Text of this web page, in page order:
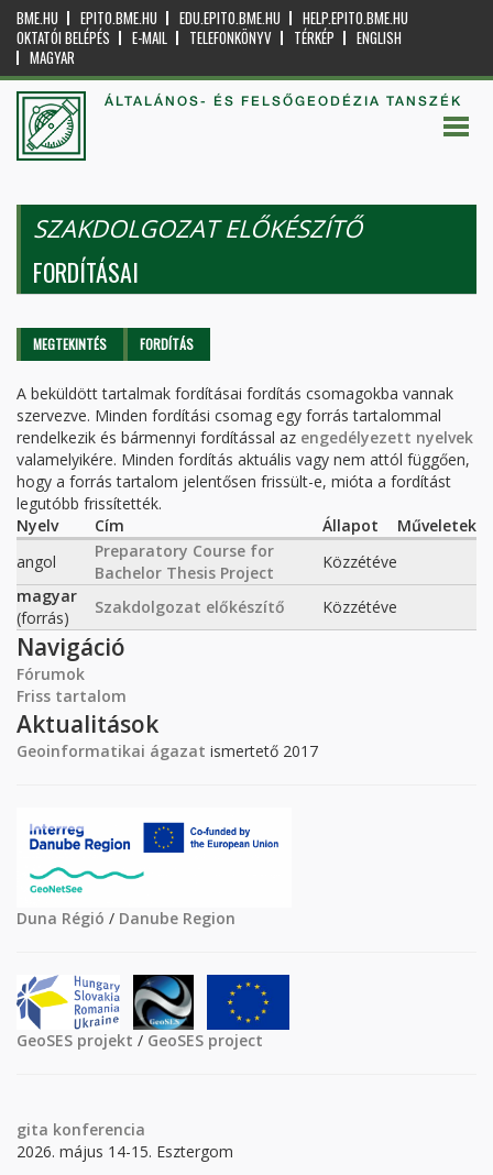
BME.HU EPITO.BME.HU EDU.EPITO.BME.HU
HELP.EPITO.BME.HU
OKTATÓI BELÉPÉS
E-MAIL TELEFONKÖNYV TÉRKÉP
ENGLISH
MAGYAR
ÁLTALÁNOS- ÉS FELSŐGEODÉZIA TANSZÉK
SZAKDOLGOZAT ELŐKÉSZÍTŐ
FORDÍTÁSAI
Elsődleges fülek
MEGTEKINTÉS FORDÍTÁS
A beküldött tartalmak fordításai fordítás csomagokba vannak
szervezve. Minden fordítási csomag egy forrás tartalommal
rendelkezik és bármennyi fordítással az engedélyezett nyelvek
valamelyikére. Minden fordítás aktuális vagy nem attól függően,
hogy a forrás tartalom jelentősen frissült-e, mióta a fordítást
legutóbb frissítették.
Nyelv
Cím Állapot
Műveletek
angol
Preparatory Course for
Bachelor Thesis Project
Közzétéve
magyar
(forrás)
Szakdolgozat előkészítő Közzétéve
Navigáció
Fórumok
Friss tartalom
Aktualitások
Geoinformatikai ágazat ismertető 2017
Duna Régió / Danube Region
GeoSES projekt / GeoSES project
gita konferencia
2026. május 14-15. Esztergom